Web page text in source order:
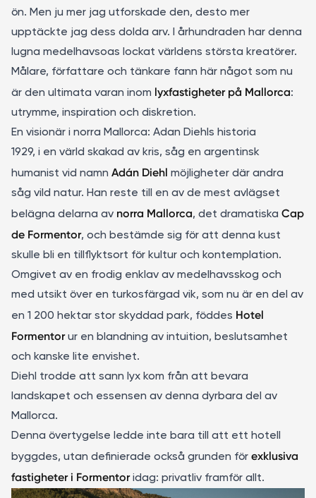
ön. Men ju mer jag utforskade den, desto mer
upptäckte jag dess dolda arv. I århundraden har denna
lugna medelhavsoas lockat världens största kreatörer.
Målare, författare och tänkare fann här något som nu
är den ultimata varan inom lyxfastigheter på Mallorca:
utrymme, inspiration och diskretion.
En visionär i norra Mallorca: Adan Diehls historia
1929, i en värld skakad av kris, såg en argentinsk
humanist vid namn Adán Diehl möjligheter där andra
såg vild natur. Han reste till en av de mest avlägset
belägna delarna av norra Mallorca, det dramatiska Cap
de Formentor, och bestämde sig för att denna kust
skulle bli en tillflyktsort för kultur och kontemplation.
Omgivet av en frodig enklav av medelhavsskog och
med utsikt över en turkosfärgad vik, som nu är en del av
en 1 200 hektar stor skyddad park, föddes Hotel
Formentorur en blandning av intuition, beslutsamhet
och kanske lite envishet.
Diehl trodde att sann lyx kom från att bevara
landskapet och essensen av denna dyrbara del av
Mallorca.
Denna övertygelse ledde inte bara till att ett hotell
byggdes, utan definierade också grunden för exklusiva
fastigheter i Formentoridag: privatliv framför allt.